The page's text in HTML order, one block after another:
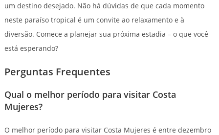
um destino desejado. Não há dúvidas de que cada momento
neste paraíso tropical é um convite ao relaxamento e à
diversão. Comece a planejar sua próxima estadia – o que você
está esperando?
Perguntas Frequentes
Qual o melhor período para visitar Costa
Mujeres?
O melhor período para visitar Costa Mujeres é entre dezembro